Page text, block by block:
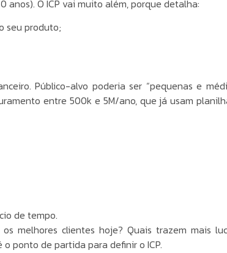
anos). O ICP vai muito além, porque detalha:
seu produto;
Público-alvo poderia ser “pequenas e
entre 500k e 5M/ano, que já usam
de tempo.
melhores clientes hoje? Quais trazem mais
ponto de partida para definir o ICP.